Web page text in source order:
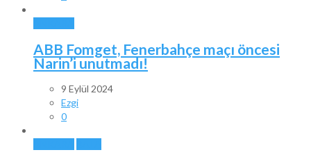
ABB Fomget, Fenerbahçe maçı öncesi
Narin’i unutmadı!
9 Eylül 2024
Ezgi
0